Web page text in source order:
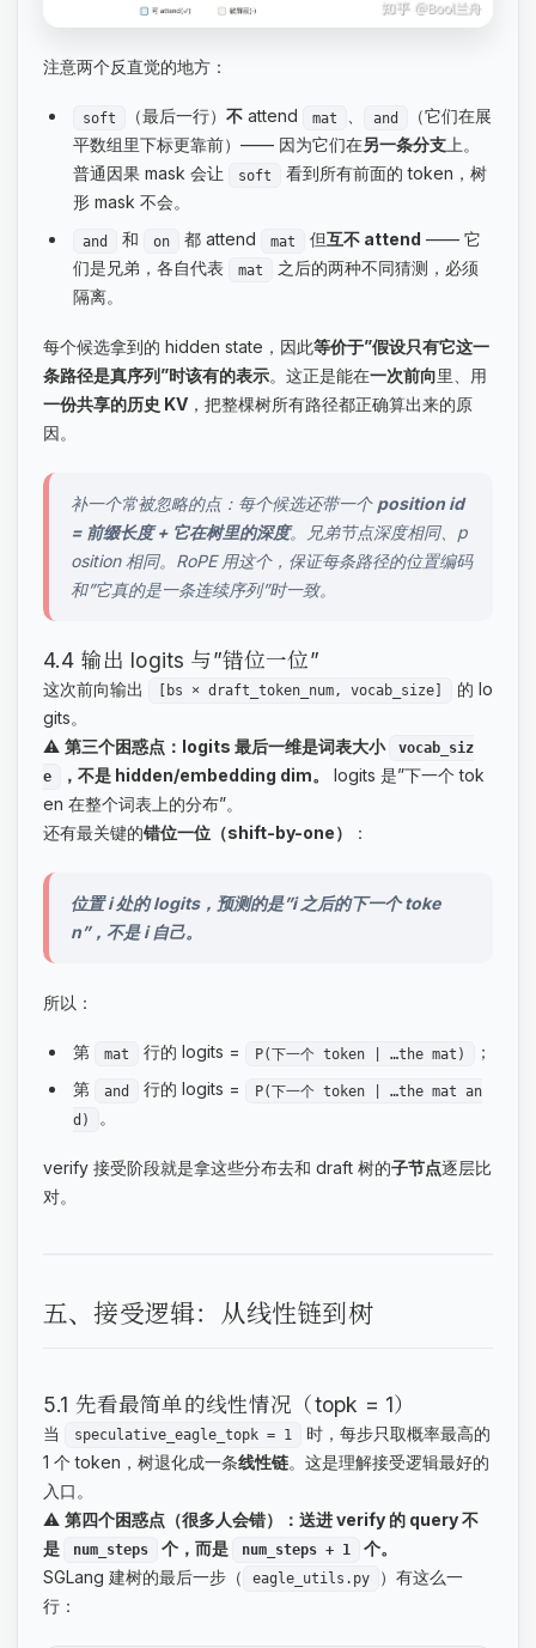
注意两个反直觉的地方：
soft （最后一行） 不attend mat and
（它们在展
平数组里下标更靠前）—— 因为它们在另一条分支上。
普通因果 mask 会让
soft
看到所有前面的 token，树
形 mask 不会。
and 和 on 都 attend mat 但互不 attend —— 它
们是兄弟，各自代表
mat
之后的两种不同猜测，必须
隔离。
每个候选拿到的 hidden state，因此等价于”假设只有它这一
条路径是真序列”时该有的表示。这正是能在一次前向里、用
一份共享的历史 KV ，把整棵树所有路径都正确算出来的原
因。
补一个常被忽略的点：每个候选还带一个 position id
= 前缀长度 + 它在树里的深度。兄弟节点深度相同、p
osition 相同。RoPE 用这个，保证每条路径的位置编码
和”它真的是一条连续序列”时一致。
4.4 输出 logits 与”错位一位”
这次前向输出 [bs × draft_token_num, vocab_size]
的 lo
gits。
⚠️ 第三个困惑点：logits 最后一维是词表大小
vocab_siz
e
，不是 hidden/embedding dim。
logits 是”下一个 tok
en 在整个词表上的分布”。
还有最关键的错位一位（shift-by-one） ：
位置 i 处的 logits，预测的是”i 之后的下一个 toke
n”，不是 i 自己。
所以：
第 mat 行的 logits = P(下一个 token | …the mat)
；
第
and 行的 logits =
P(下一个 token | …the mat an
d)
。
verify 接受阶段就是拿这些分布去和 draft 树的子节点逐层比
对。
五、接受逻辑：从线性链到树
5.1 先看最简单的线性情况（topk = 1）
当 speculative_eagle_topk = 1
时，每步只取概率最高的
1 个 token，树退化成一条线性链。这是理解接受逻辑最好的
入口。
⚠️ 第四个困惑点（很多人会错）：送进 verify 的 query 不
是
num_steps 个，而是 num_steps + 1
个。
SGLang 建树的最后一步（
eagle_utils.py
）有这么一
行：